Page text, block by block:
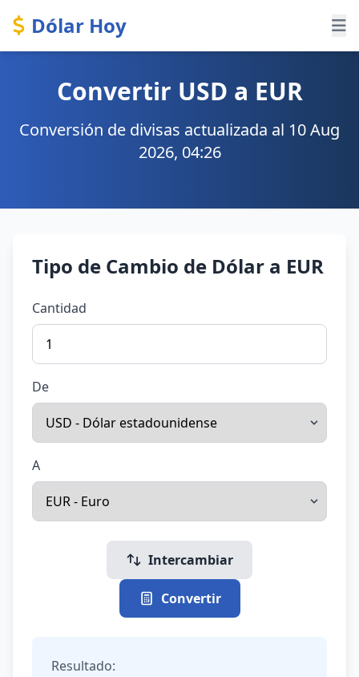
Dólar Hoy
Convertir USD a EUR
Conversión de divisas actualizada al 10 Aug
2026, 04:26
Tipo de Cambio de Dólar a EUR
Cantidad
De
A
Intercambiar
Convertir
Resultado: